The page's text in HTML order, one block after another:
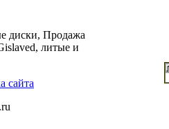
диски, Продажа
литые и
сайта